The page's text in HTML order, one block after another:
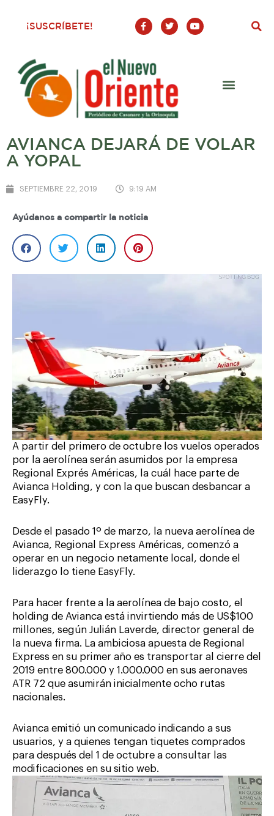
¡SUSCRÍBETE!
F
a
c
o
o
-
T
w
i
Y
o
u
AVIANCA DEJARÁ DE VOLAR
A YOPAL
SEPTIEMBRE 22, 2019 9:19 AM
Ayúdanos a compartir la noticia
A partir del primero de octubre los vuelos operados
por la aerolínea serán asumidos por la empresa
Regional Exprés Américas, la cuál hace parte de
Avianca Holding, y con la que buscan desbancar a
EasyFly.
Desde el pasado 1º de marzo, la nueva aerolínea de
Avianca, Regional Express Américas, comenzó a
operar en un negocio netamente local, donde el
liderazgo lo tiene EasyFly.
Para hacer frente a la aerolínea de bajo costo, el
holding de Avianca está invirtiendo más de US$100
millones, según Julián Laverde, director general de
la nueva firma. La ambiciosa apuesta de Regional
Express en su primer año es transportar al cierre del
2019 entre 800.000 y 1.000.000 en sus aeronaves
ATR 72 que asumirán inicialmente ocho rutas
nacionales.
Avianca emitió un comunicado indicando a sus
usuarios, y a quienes tengan tiquetes comprados
para después del 1 de octubre a consultar las
modificaciones en su sitio web.